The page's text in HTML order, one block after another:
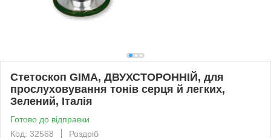
Стетоскоп GIMA, ДВУХСТОРОННІЙ, для
прослуховування тонів серця й легких,
Зелений, Італія
Готово до відправки
Код: 32568
Роздріб